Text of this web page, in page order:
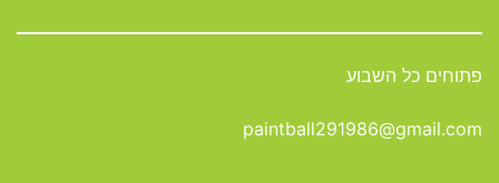
פתוחים כל השבוע
paintball291986@gmail.com